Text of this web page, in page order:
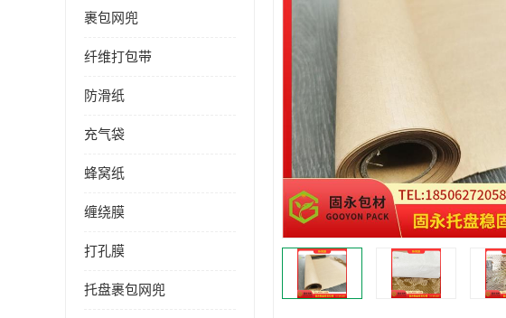
裹包网兜
纤维打包带
防滑纸
充气袋
蜂窝纸
缠绕膜
打孔膜
托盘裹包网兜